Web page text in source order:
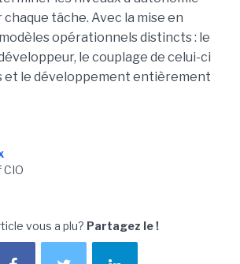
tâche. Avec la mise en
opérationnels distincts : le
le couplage de celui-ci
et le développement entièrement
CIO
vous a plu? Partagez le !